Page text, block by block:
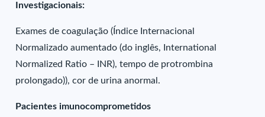
Investigacionais:
Exames de coagulação (Índice Internacional
Normalizado aumentado (do inglês, International
Normalized Ratio – INR), tempo de protrombina
prolongado)), cor de urina anormal.
Pacientes imunocomprometidos